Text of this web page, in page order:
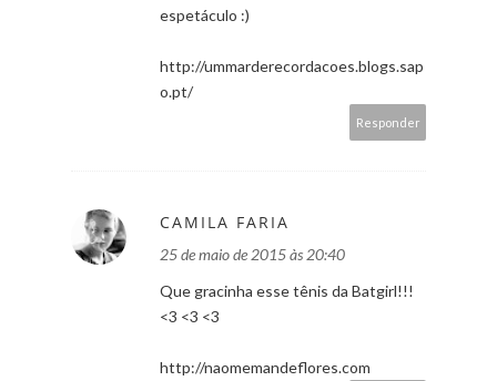
espetáculo :)
http://ummarderecordacoes.blogs.sap
o.pt/
Responder
CAMILA FARIA
25 de maio de 2015 às 20:40
Que gracinha esse tênis da Batgirl!!!
<3 <3 <3
http://naomemandeflores.com